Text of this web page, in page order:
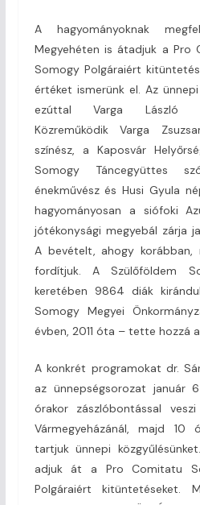
A hagyományoknak
Megyehéten is átadjuk a Pro
Somogy Polgáraiért
értéket ismerünk el. Az
ezúttal Varga László
Közreműködik Varga
színész, a Kaposvár
Somogy Táncegyüttes
énekművész és Husi Gyula
hagyományosan a siófoki
jótékonysági megyebál zárja
A bevételt, ahogy
fordítjuk. A Szülőföldem
keretében 9864 diák
Somogy Megyei
évben, 2011 óta – tette hozzá
A konkrét programokat dr.
az ünnepségsorozat január
órakor zászlóbontással
Vármegyeházánál, majd 10
tartjuk ünnepi
adjuk át a Pro Comitatu
Polgáraiért kitüntetéseket.